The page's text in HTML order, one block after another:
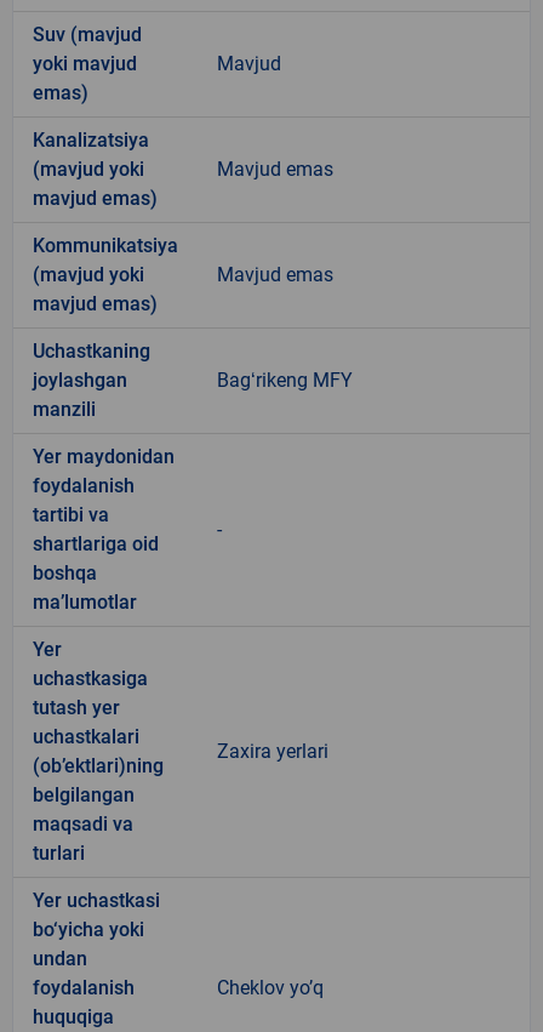
Suv (mavjud
yoki mavjud
emas)
Mavjud
Kanalizatsiya
(mavjud yoki
mavjud emas)
Mavjud emas
Kommunikatsiya
(mavjud yoki
mavjud emas)
Mavjud emas
Uchastkaning
joylashgan
manzili
Bagʻrikeng MFY
Yer maydonidan
foydalanish
tartibi va
shartlariga oid
boshqa
ma’lumotlar
-
Yer
uchastkasiga
tutash yer
uchastkalari
(ob’ektlari)ning
belgilangan
maqsadi va
turlari
Zaxira yerlari
Yer uchastkasi
bo‘yicha yoki
undan
foydalanish
huquqiga
Cheklov yo’q